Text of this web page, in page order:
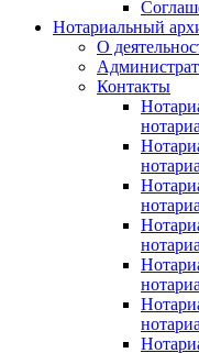
Нотариальный
О
Контакты